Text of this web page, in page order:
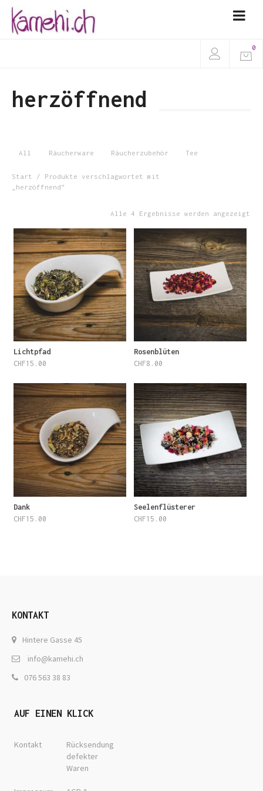
0
herzöffnend
All Räucherware Räucherzubehör Tee
Start
/ Produkte verschlagwortet mit
„herzöffnend“
Alle 4 Ergebnisse werden angezeigt
Lichtpfad
CHF15.00
Rosenblüten
CHF8.00
Dank
CHF15.00
Seelenflüsterer
CHF15.00
KONTAKT
Hintere Gasse 45
info@kamehi.ch
076 563 38 83
AUF EINEN KLICK
Kontakt
Rücksendung
defekter
Waren